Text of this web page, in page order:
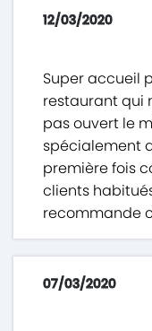
12/03/2020
Super accueil
restaurant qui
pas ouvert le
spécialement
première fois
clients
recommande
07/03/2020